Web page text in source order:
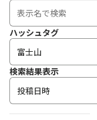
ハッシュタグ
検索結果表示
投稿日時